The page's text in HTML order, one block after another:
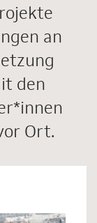
an
den
Ort.